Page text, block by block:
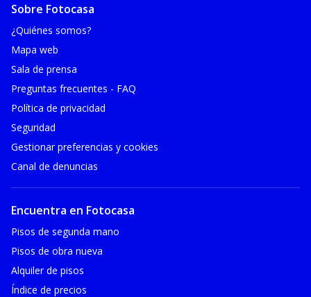
Sobre Fotocasa
¿Quiénes somos?
Mapa web
Sala de prensa
Preguntas frecuentes - FAQ
Política de privacidad
Seguridad
Gestionar preferencias y cookies
Canal de denuncias
Encuentra en Fotocasa
Pisos de segunda mano
Pisos de obra nueva
Alquiler de pisos
Índice de precios